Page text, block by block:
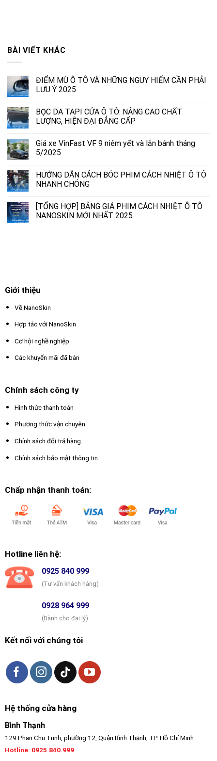
BÀI VIẾT KHÁC
ĐIỂM MÙ Ô TÔ VÀ NHỮNG NGUY HIỂM CẦN PHẢI
LƯU Ý 2025
BỌC DA TAPI CỬA Ô TÔ: NÂNG CAO CHẤT
LƯỢNG, HIỆN ĐẠI ĐẲNG CẤP
Giá xe VinFast VF 9 niêm yết và lăn bánh tháng
5/2025
HƯỚNG DẪN CÁCH BÓC PHIM CÁCH NHIỆT Ô TÔ
NHANH CHÓNG
[TỔNG HỢP] BẢNG GIÁ PHIM CÁCH NHIỆT Ô TÔ
NANOSKIN MỚI NHẤT 2025
Giới thiệu
Về NanoSkin
Hợp tác với NanoSkin
Cơ hội nghề nghiệp
Các khuyến mãi đã bán
Chính sách công ty
Hình thức thanh toán
Phương thức vận chuyên
Chính sách đổi trả hàng
Chính sách bảo mật thông tin
Chấp nhận thanh toán:
Hotline liên hệ:
0925 840 999
(Tư vấn khách hàng)
0928 964 999
(Dành cho đại lý)
Kết nối với chúng tôi
Hệ thống cửa hàng
Bình Thạnh
129 Phan Chu Trinh, phường 12, Quận Bình Thạnh, TP. Hồ Chí Minh
Hotline: 0925.840.999